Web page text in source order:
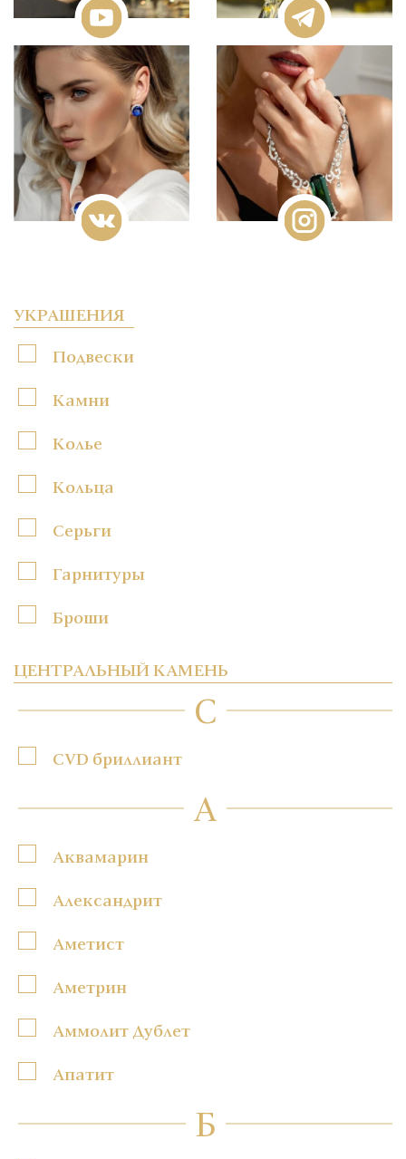
УКРАШЕНИЯ
Подвески
Камни
Колье
Кольца
Серьги
Гарнитуры
Броши
ЦЕНТРАЛЬНЫЙ КАМЕНЬ
C
CVD бриллиант
А
Аквамарин
Александрит
Аметист
Аметрин
Аммолит Дублет
Апатит
Б